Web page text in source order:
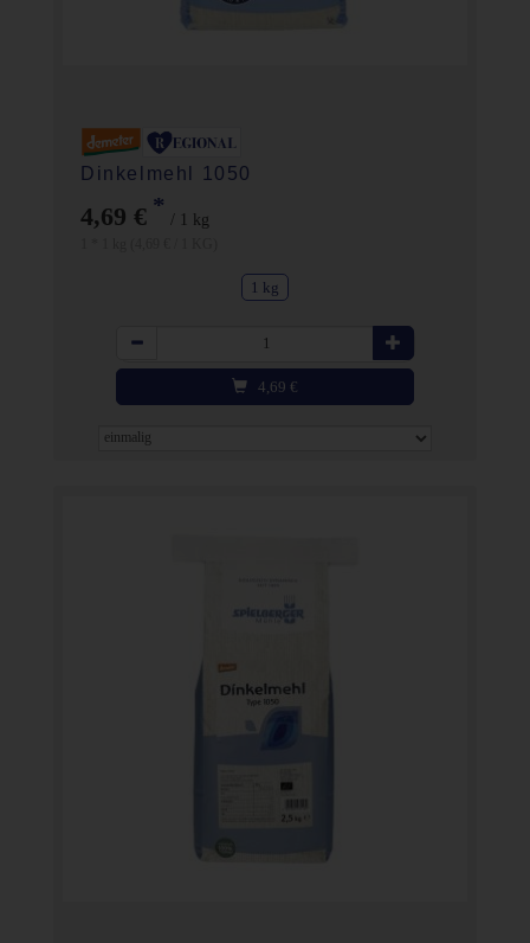
Dinkelmehl 1050
4,69 € * / 1 kg
1 kg
Anzahl
4,69 €